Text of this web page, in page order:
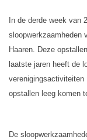
In de derde week van
sloopwerkzaamheden
Haaren. Deze
laatste jaren heeft de
verenigingsactiviteiten
opstallen leeg komen
De